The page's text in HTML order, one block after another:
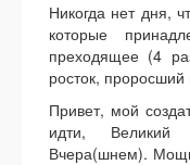
Никогда нет дня,
которые
преходящее (4
росток,
Привет, мой
идти,
Вчера(шнем).